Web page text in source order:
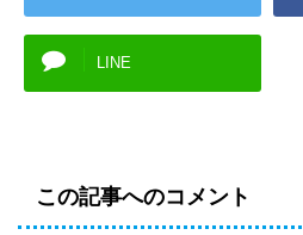
LINE
この記事へのコメント